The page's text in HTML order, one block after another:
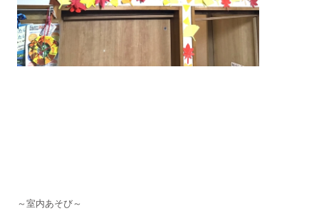
～室内あそび～